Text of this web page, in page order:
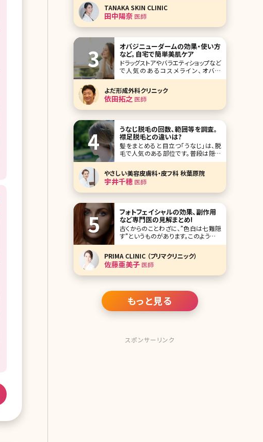
療 ピコレーザーのその他の治療法 ま
とめ シミ治療や毛穴治療を検討された
ことがある方はピコレーザーというワ
TANAKA SKIN CLINIC
田中陽奈医師
オバジニューダームの効果・使い方
など。自宅で簡単美肌ケア
ドラッグストアやバラエティショップなど
で人気のあるコスメライン、オバジ
(Obagi)シリーズ。高濃度ビタミンCの
美容液を使ったことのある方も多いの
ではないでしょうか。このオバジシリー
ズのワンランク上のライン、オバジメデ
ィカルの中で人気が高いのが「オバジ
の、ダウン
よだ形成外科クリニック
依田拓之 医師
うなじ脱毛の回数、範囲等を調査。
襟足脱毛との違いは?
髪をまとめると目立つ「うなじ」は、脱
毛で人気のある部位です。普段は隠れ
ているのでケアを怠りがちですが、手入
れをしている人としていない人の差が
はっきりと出るパーツでもあります。こ
こでは、うなじ脱毛のメリットとデメリッ
ト、料金、回数、自己処理の方法、襟足
やさしい美容皮膚科・皮フ科 秋葉原院
宇井千穂 医師
フォトフェイシャルの効果、副作用
など専門医の見解まとめ!
古くからのことわざに、”色白は七難隠
す”というものがあります。このようなこ
とわざが存在するほど、いつの時代で
も日本人女性は美白を意識して生活し
てきたということなのでしょう。そして現
代では”ヤマンバ”や”ガングロ”などが
一部の若い女性たちの間で流行ったこ
ような色
PRIMA CLINIC （プリマクリニック）
佐藤亜美子医師
もっと見る
スポンサーリンク